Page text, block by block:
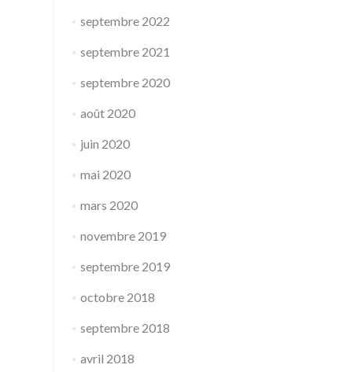
septembre 2022
septembre 2021
septembre 2020
août 2020
juin 2020
mai 2020
mars 2020
novembre 2019
septembre 2019
octobre 2018
septembre 2018
avril 2018